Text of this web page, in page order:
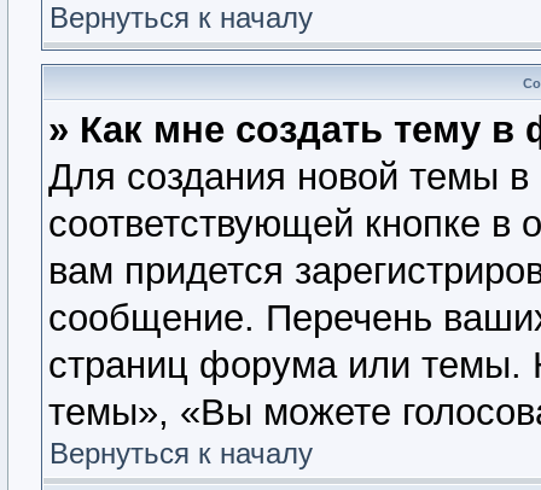
Вернуться к началу
» Как мне создать тему в
Для создания новой темы
соответствующей кнопке
вам придется
сообщение. Перечень
страниц форума или темы.
темы», «Вы можете
Вернуться к началу